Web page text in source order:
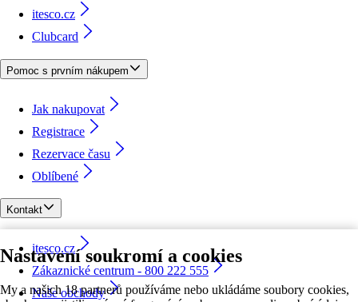
Nastavení soukromí a cookies
My a našich 18 partnerů používáme nebo ukládáme soubory cookies,
itesco.cz
Clubcard
Pomoc s prvním nákupem
Jak nakupovat
Registrace
Rezervace času
Oblíbené
Kontakt
itesco.cz
Zákaznické centrum - 800 222 555
Naše obchody